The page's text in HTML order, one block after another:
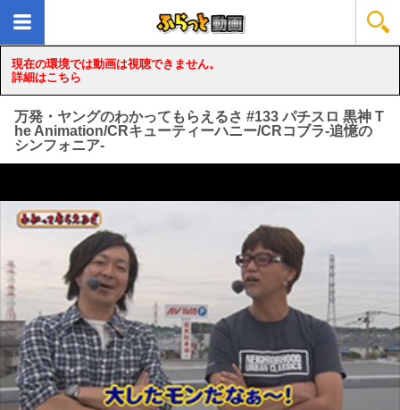
現在の環境では動画は視聴できません。
詳細はこちら
万発・ヤングのわかってもらえるさ #133 パチスロ 黒神 T
he Animation/CRキューティーハニー/CRコブラ-追憶の
シンフォニア-
loading...